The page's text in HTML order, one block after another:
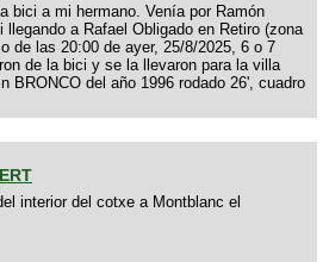
la bici a mi hermano. Venía por Ramón
llegando a Rafael Obligado en Retiro (zona
de las 20:00 de ayer, 25/8/2025, 6 o 7
de la bici y se la llevaron para la villa
BRONCO del año 1996 rodado 26', cuadro
interior del cotxe a Montblanc el